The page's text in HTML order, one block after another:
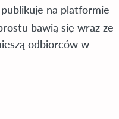
na platformie
bawią się wraz ze
odbiorców w